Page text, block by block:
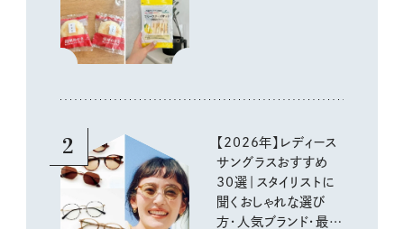
2
【2026年】レディース
サングラスおすすめ
30選｜スタイリストに
聞くおしゃれな選び
方・人気ブランド・最新